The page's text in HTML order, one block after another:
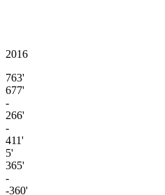
2016
763'
677'
-
266'
-
411'
5'
365'
-
-360'